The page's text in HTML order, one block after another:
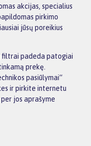
akcijas, specialius
pirkimo
jūsų poreikius
filtrai padeda patogiai
prekę.
pasiūlymai“
ir pirkite internetu
jos aprašyme